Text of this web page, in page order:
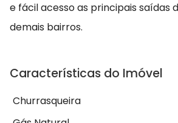
e fácil acesso as principais saídas
demais bairros.
Características do Imóvel
Churrasqueira